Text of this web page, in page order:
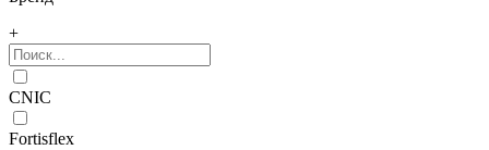
+
CNIC
Fortisflex